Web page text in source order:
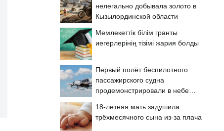
нелегально добывала золото в
Кызылординской области
Мемлекеттік білім гранты
иегерлерінің тізімі жария болды
Первый полёт беспилотного
пассажирского судна
продемонстрировали в небе
18-летняя мать задушила
трёхмесячного сына из-за плача